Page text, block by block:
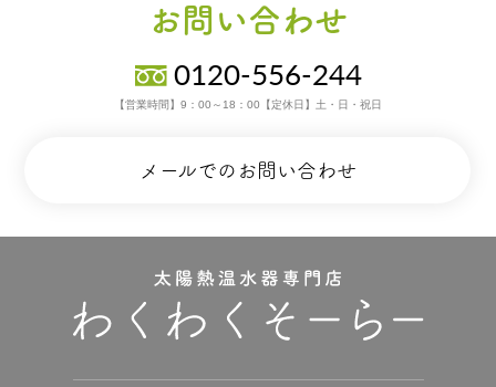
お問い合わせ
0120-556-244
【営業時間】9：00～18：00【定休日】土・日・祝日
メールでのお問い合わせ